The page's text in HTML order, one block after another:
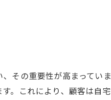
その重要性が高まってい
。これにより、顧客は自